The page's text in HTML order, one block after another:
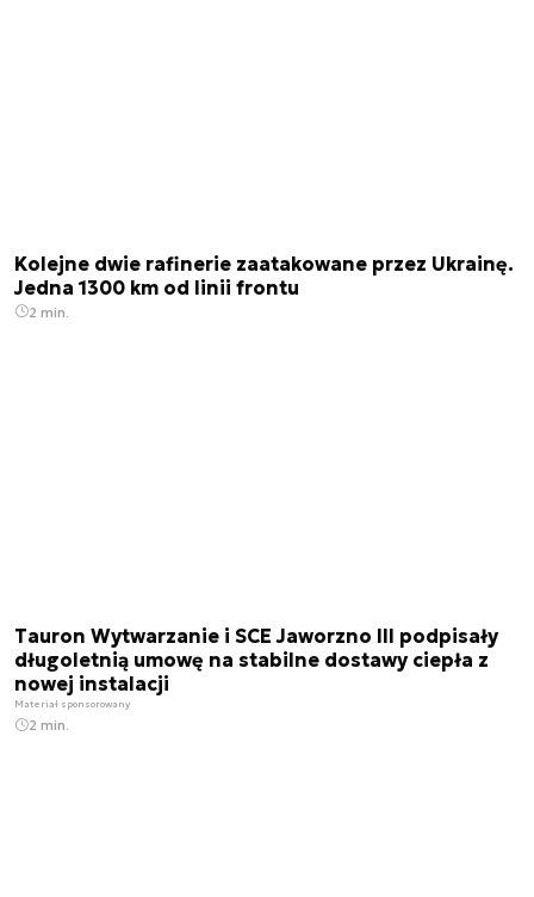
Kolejne dwie rafinerie zaatakowane przez Ukrainę.
Jedna 1300 km od linii frontu
2 min.
Tauron Wytwarzanie i SCE Jaworzno III podpisały
długoletnią umowę na stabilne dostawy ciepła z
nowej instalacji
Materiał sponsorowany
2 min.